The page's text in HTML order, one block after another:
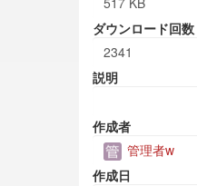
ダウンロード回数
2341
説明
作成者
管理者w
作成日